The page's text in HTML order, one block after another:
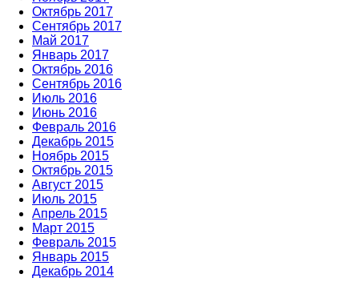
Октябрь 2017
Сентябрь 2017
Май 2017
Январь 2017
Октябрь 2016
Сентябрь 2016
Июль 2016
Июнь 2016
Февраль 2016
Декабрь 2015
Ноябрь 2015
Октябрь 2015
Август 2015
Июль 2015
Апрель 2015
Март 2015
Февраль 2015
Январь 2015
Декабрь 2014